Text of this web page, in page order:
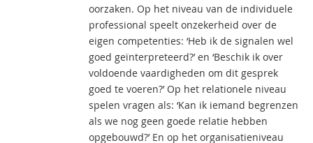
oorzaken. Op het niveau van de individuele
professional speelt onzekerheid over de
eigen competenties: ‘Heb ik de signalen wel
goed geïnterpreteerd?’ en ‘Beschik ik over
voldoende vaardigheden om dit gesprek
goed te voeren?’ Op het relationele niveau
spelen vragen als: ‘Kan ik iemand begrenzen
als we nog geen goede relatie hebben
opgebouwd?’ En op het organisatieniveau